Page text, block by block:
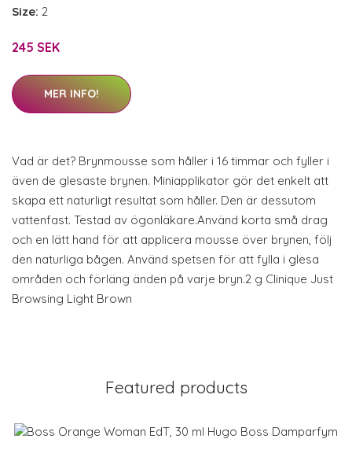
Size: 2
245 SEK
MER INFO!
Vad är det? Brynmousse som håller i 16 timmar och fyller i
även de glesaste brynen. Miniapplikator gör det enkelt att
skapa ett naturligt resultat som håller. Den är dessutom
vattenfast. Testad av ögonläkare.Använd korta små drag
och en lätt hand för att applicera mousse över brynen, följ
den naturliga bågen. Använd spetsen för att fylla i glesa
områden och förläng änden på varje bryn.2 g Clinique Just
Browsing Light Brown
Featured products